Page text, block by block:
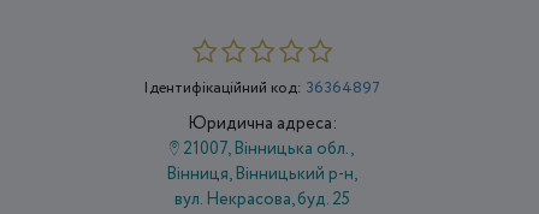
Ідентифікаційний код: 36364897
Юридична адреса:
21007, Вінницька обл.,
Вінниця, Вінницький р-н,
вул. Некрасова, буд. 25